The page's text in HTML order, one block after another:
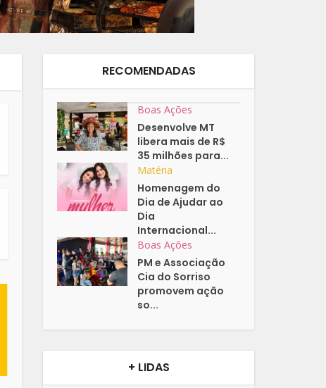
RECOMENDADAS
Boas Ações
Desenvolve MT
libera mais de R$
35 milhões para...
Matéria
Homenagem do
Dia de Ajudar ao
Dia
Internacional...
Boas Ações
PM e Associação
Cia do Sorriso
promovem ação
so...
+ LIDAS